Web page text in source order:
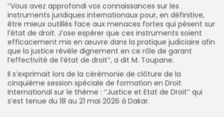
‘’Vous avez approfondi vos connaissances sur les
instruments juridiques internationaux pour, en définitive,
être mieux outillés face aux menaces fortes qui pèsent sur
l’état de droit. J’ose espérer que ces instruments soient
efficacement mis en œuvre dans la pratique judiciaire afin
que la justice révèle dignement en ce rôle de garant
l’effectivité de l’état de droit’’, a dit M. Toupane.
Il s’exprimait lors de la cérémonie de clôture de la
cinquième session spéciale de formation en Droit
International sur le thème : ‘’Justice et Etat de Droit’’ qui
s’est tenue du 18 au 21 mai 2026 à Dakar.